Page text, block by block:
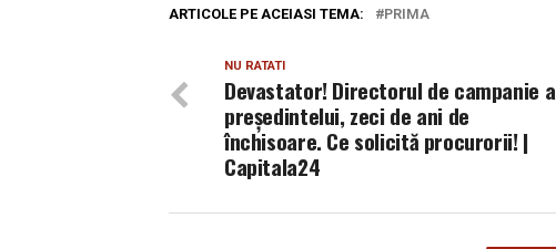
ARTICOLE PE ACEIASI TEMA: PRIMA
NU RATATI
Devastator! Directorul de campanie a
președintelui, zeci de ani de
închisoare. Ce solicită procurorii! |
Capitala24